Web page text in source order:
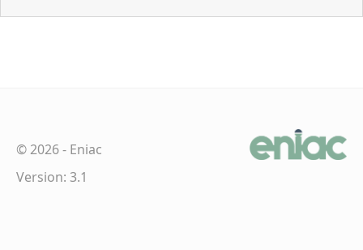
©2026- Eniac
Version: 3.1